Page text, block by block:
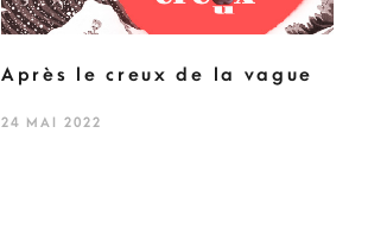
Après le creux de la vague
24 MAI 2022